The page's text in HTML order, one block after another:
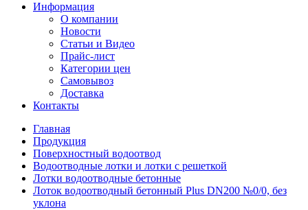
Информация
О компании
Новости
Статьи и Видео
Прайс-лист
Категории цен
Самовывоз
Доставка
Контакты
Главная
Продукция
Поверхностный водоотвод
Водоотводные лотки и лотки с решеткой
Лотки водоотводные бетонные
Лоток водоотводный бетонный Plus DN200 №0/0, без
уклона